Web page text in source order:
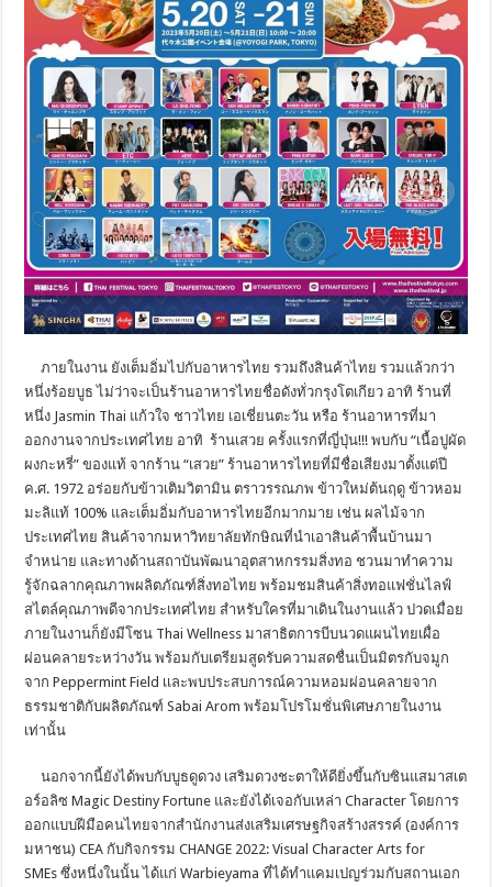
ภายในงาน ยังเต็มอิ่มไปกับอาหารไทย รวมถึงสินค้าไทย รวมแล้วกว่า
หนึ่งร้อยบูธ ไม่ว่าจะเป็นร้านอาหารไทยชื่อดังทั่วกรุงโตเกียว อาทิ ร้านที่
หนึ่ง Jasmin Thai แก้วใจ ชาวไทย เอเชี่ยนตะวัน หรือ ร้านอาหารที่มา
ออกงานจากประเทศไทย อาทิ ร้านเสวย ครั้งแรกที่ญี่ปุ่น!!! พบกับ “เนื้อปูผัด
ผงกะหรี่” ของแท้ จากร้าน “เสวย” ร้านอาหารไทยที่มีชื่อเสียงมาตั้งแต่ปี
ค.ศ. 1972 อร่อยกับข้าวเติมวิตามิน ตราวรรณภพ ข้าวใหม่ต้นฤดู ข้าวหอม
มะลิแท้ 100% และเต็มอิ่มกับอาหารไทยอีกมากมาย เช่น ผลไม้จาก
ประเทศไทย สินค้าจากมหาวิทยาลัยทักษิณที่นำเอาสินค้าพื้นบ้านมา
จำหน่าย และทางด้านสถาบันพัฒนาอุตสาหกรรมสิ่งทอ ชวนมาทำความ
รู้จักฉลากคุณภาพผลิตภัณฑ์สิ่งทอไทย พร้อมชมสินค้าสิ่งทอแฟชั่นไลฟ์
สไตล์คุณภาพดีจากประเทศไทย สำหรับใครที่มาเดินในงานแล้ว ปวดเมื่อย
ภายในงานก็ยังมีโซน Thai Wellness มาสาธิตการบีบนวดแผนไทยเผื่อ
ผ่อนคลายระหว่างวัน พร้อมกับเตรียมสูดรับความสดชื่นเป็นมิตรกับจมูก
จาก Peppermint Field เเละพบประสบการณ์ความหอมผ่อนคลายจาก
ธรรมชาติกับผลิตภัณฑ์ Sabai Arom พร้อมโปรโมชั่นพิเศษภายในงาน
เท่านั้น
นอกจากนี้ยังได้พบกับบูธดูดวง เสริมดวงชะตาให้ดียิ่งขึ้นกับซินแสมาสเต
อร์อลิซ Magic Destiny Fortune และยังได้เจอกับเหล่า Character โดยการ
ออกแบบฝีมือคนไทยจากสํานักงานส่งเสริมเศรษฐกิจสร้างสรรค์ (องค์การ
มหาชน) CEA กับกิจกรรม CHANGE 2022: Visual Character Arts for
SMEs ซึ่งหนึ่งในนั้น ได้แก่ Warbieyama ที่ได้ทำแคมเปญร่วมกับสถานเอก